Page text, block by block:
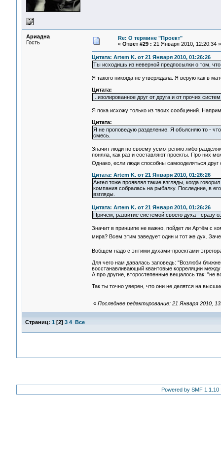
Ариадна
Гость
Re: О термине "Проект"
« Ответ #29 : 21 Января 2010, 12:20:34 »
Цитата: Artem K. от 21 Января 2010, 01:26:26
Ты исходишь из неверной предпосылки о том,
Я такого никогда не утверждала. Я верую как в
Цитата:
...изолированное друг от друга и от прочих
Я пока исхожу только из твоих сообщений.
Цитата:
Я не проповедую разделение. Я объясняю то -
смесь.
Значит люди по своему усмотрению либо
поняла, как раз и составляют проекты. Про них
Однако, если люди способны самооделяться
Цитата: Artem K. от 21 Января 2010, 01:26:26
Ангел тоже проявлял такие взгляды, когда
компания собралась на рыбалку. Последние, в
взгляды.
Цитата: Artem K. от 21 Января 2010, 01:26:26
Причем, развитие системой своего духа - сразу
Значит в принципе не важно, пойдет ли Артём с
мира? Всем этим заведует один и тот же дух.
Вобщем надо с энтими духами-проектами-
Для чего нам давалась заповедь: "Возлюби
восстанавливающий квантовые корреляции
А про другие, второстепенные вещалось так: "не
Так ты точно уверен, что они не делятся на
« Последнее редактирование: 21 Января 2010,
Страниц: 1 [2] 3 4 Все
Powered by SMF 1.1.10